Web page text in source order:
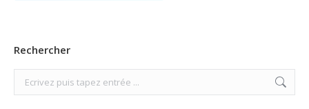
Rechercher
Search: